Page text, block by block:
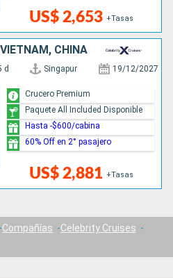
US$ 2,653 +Tasas
CHINA
d Singapur 19/12/2027
US$ 2,881 +Tasas
Crucero Premium
Paquete All Included Disponible
Hasta -$600/cabina
60% Off en 2° pasajero
Compañías
Celebrity Cruises